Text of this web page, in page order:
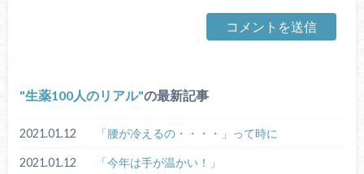
生薬100人のリアル の最新記事
2021.01.12 「腰が冷えるの・・・・」って時に
2021.01.12 「今年は手が温かい！」